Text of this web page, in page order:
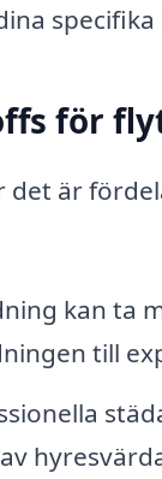
för
det är
kan ta
till